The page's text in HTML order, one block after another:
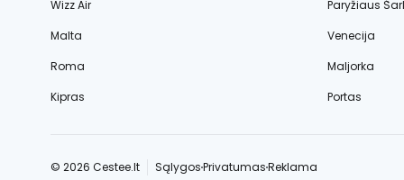
Wizz Air
Paryžiaus
Malta
Venecija
Roma
Maljorka
Kipras
Portas
© 2026 Cestee.lt SąlygosPrivatumasReklama